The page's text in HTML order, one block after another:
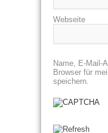
Webseite
Name, E-Mail-
Browser für
speichern.